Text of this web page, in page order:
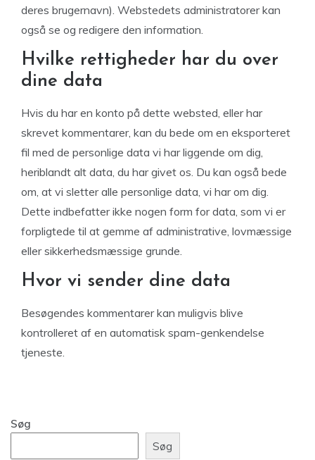
deres brugernavn). Webstedets administratorer kan
også se og redigere den information.
Hvilke rettigheder har du over
dine data
Hvis du har en konto på dette websted, eller har
skrevet kommentarer, kan du bede om en eksporteret
fil med de personlige data vi har liggende om dig,
heriblandt alt data, du har givet os. Du kan også bede
om, at vi sletter alle personlige data, vi har om dig.
Dette indbefatter ikke nogen form for data, som vi er
forpligtede til at gemme af administrative, lovmæssige
eller sikkerhedsmæssige grunde.
Hvor vi sender dine data
Besøgendes kommentarer kan muligvis blive
kontrolleret af en automatisk spam-genkendelse
tjeneste.
Søg
Søg